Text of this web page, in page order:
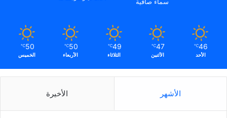
46
℃
الأحد
47
℃
الأثنين
49
℃
الثلاثاء
50
℃
الأربعاء
50
℃
الخميس
الأشهر الأخيرة